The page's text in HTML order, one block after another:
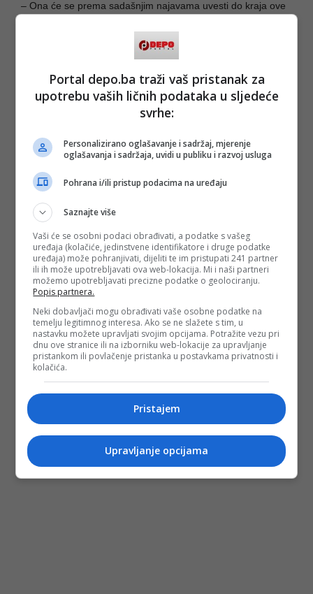
– Ona će se prema sadašnjim najavama uvesti do kraja ove
godine. Najvjerojatnije 1.11., međutim konačna odluka još
uvijek nije donesena. Također nemamo ni konačnu odluku o
iznosu te naknade. U početku je bila riječ o dva eura po
stavci, sada je već govora o četiri eura, navela je Melita
upravi.
S tim dodatnim troškom popularni kineski paketi postat će
sve manje privlačni i onim najvjernijim kupcima.
(DEPO PORTAL/ad)
PODIJELI NA
Depo.ba pratite putem društvenih mreža Twitter
Portal depo.ba traži vaš pristanak za
upotrebu vaših ličnih podataka u sljedeće
svrhe:
Personalizirano oglašavanje i sadržaj, mjerenje
oglašavanja i sadržaja, uvidi u publiku i razvoj usluga
Pohrana i/ili pristup podacima na uređaju
Saznajte više
Vaši će se osobni podaci obrađivati, a podatke s vašeg
uređaja (kolačiće, jedinstvene identifikatore i druge podatke
uređaja) može pohranjivati, dijeliti te im pristupati 241 partner
ili ih može upotrebljavati ova web-lokacija. Mi i naši partneri
možemo upotrebljavati precizne podatke o geolociranju.
Popis partnera.
Neki dobavljači mogu obrađivati vaše osobne podatke na
temelju legitimnog interesa. Ako se ne slažete s tim, u
nastavku možete upravljati svojim opcijama. Potražite vezu pri
dnu ove stranice ili na izborniku web-lokacije za upravljanje
pristankom ili povlačenje pristanka u postavkama privatnosti i
kolačića.
Pristajem
Upravljanje opcijama